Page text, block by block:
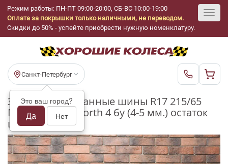
Режим работы: ПН-ПТ 09:00-20:00, СБ-ВС 10:00-19:00
Оплата за покрышки только наличными, не переводом.
Скидки до 50% - успейте приобрести нужную номенклатуру.
Санкт-Петербург
Это ваш город?
Да Нет
Зимние шипованные шины R17 215/65
Michelin X-Ice North 4 бу (4-5 мм.) остаток
шипов 25-49%